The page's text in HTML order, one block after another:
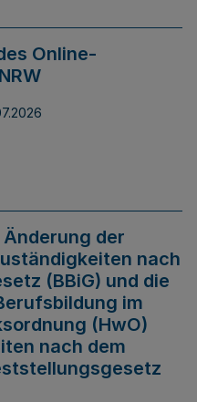
Online-
der
nach
(BBiG) und die
im
(HwO)
nach dem